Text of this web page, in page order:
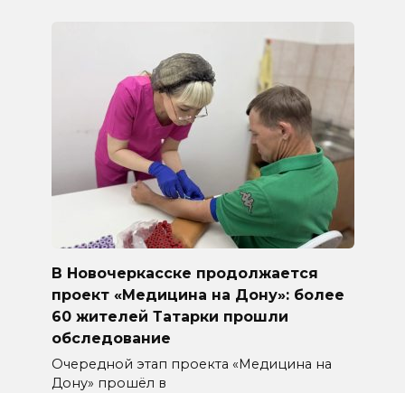
В Новочеркасске продолжается
проект «Медицина на Дону»: более
60 жителей Татарки прошли
обследование
Очередной этап проекта «Медицина на
Дону» прошёл в